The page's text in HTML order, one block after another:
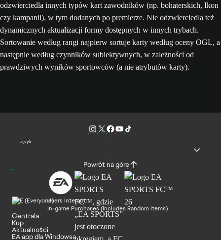
odzwierciedla innych typów kart zawodników (np. bohaterskich, Ikon
czy kampanii), w tym dodanych po premierze. Nie odzwierciedla też
dynamicznych aktualizacji formy dostępnych w innych trybach.
Sortowanie według rangi najpierw sortuje karty według oceny OGL, a
następnie według czynników subiektywnych, w zależności od
prawdziwych wyników sportowców (a nie atrybutów karty).
Język
Powrót na górę
Users Interact
In-game Purchases (Includes Random Items)
Centrala
Kup
Aktualności
EA app dla Windowsa